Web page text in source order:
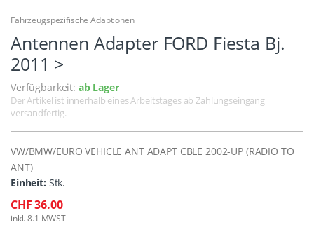
Fahrzeugspezifische Adaptionen
Antennen Adapter FORD Fiesta Bj.
2011 >
Verfügbarkeit: ab Lager
Der Artikel ist innerhalb eines Arbeitstages ab Zahlungseingang
versandfertig.
VW/BMW/EURO VEHICLE ANT ADAPT CBLE 2002-UP (RADIO TO
ANT)
Einheit: Stk.
CHF 36.00
inkl. 8.1 MWST